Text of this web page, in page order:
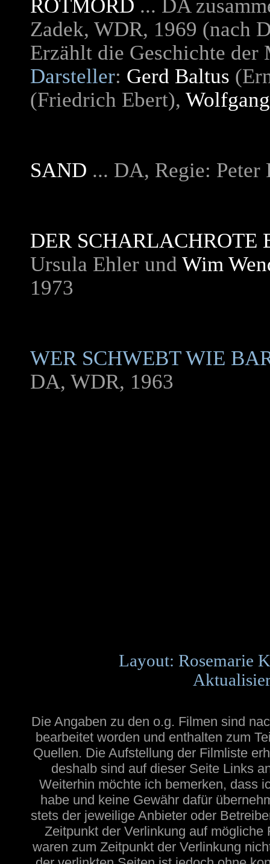
ROTMORD ... DA
Zadek, WDR, 1969 (nach
Erzählt die Geschichte
Darsteller: Gerd Baltus
(Friedrich Ebert),
SAND ... DA, Regie: Peter
DER SCHARLACHROTE
Ursula Ehler und Wim
1973
WER SCHWEBT WIE
DA, WDR, 1963
Layout: Rosemarie
Die Angaben zu den o.g. Filmen sind
bearbeitet worden und enthalten zum
Quellen. Die Aufstellung der Filmliste
deshalb sind auf dieser Seite Links
Weiterhin möchte ich bemerken, dass
habe und keine Gewähr dafür
stets der jeweilige Anbieter oder
Zeitpunkt der Verlinkung auf
waren zum Zeitpunkt der Verlinkung